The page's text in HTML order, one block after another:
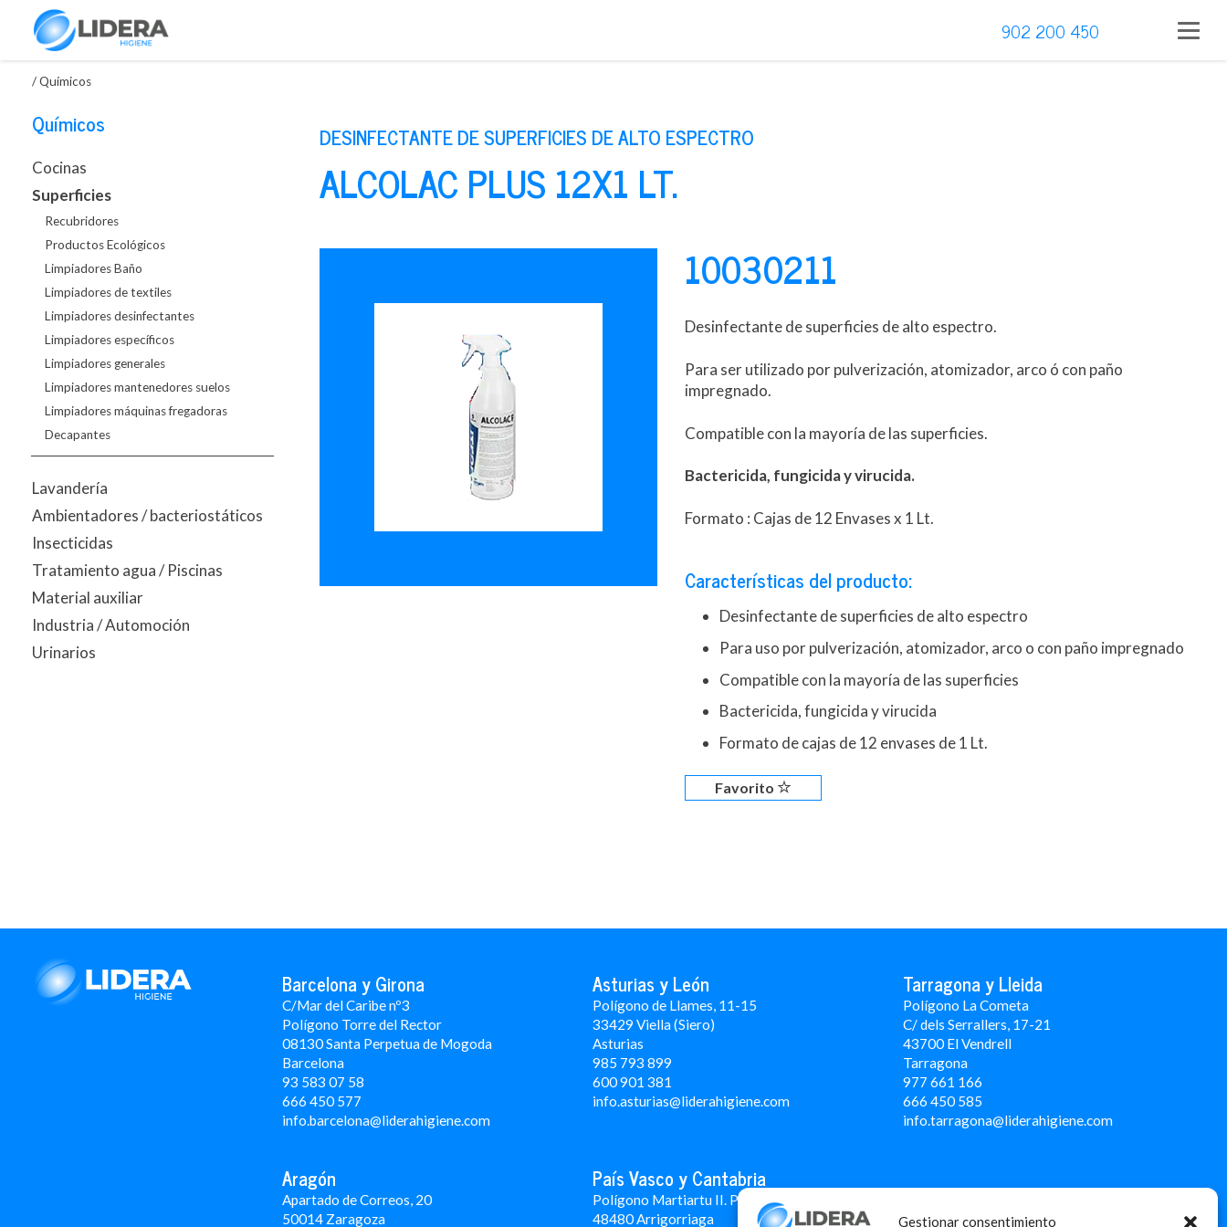
Gestionar consentimiento
902 200 450
/Químicos
Químicos
Cocinas
Superficies
Recubridores
Productos Ecológicos
Limpiadores Baño
Limpiadores de textiles
Limpiadores desinfectantes
Limpiadores específicos
Limpiadores generales
Limpiadores mantenedores suelos
Limpiadores máquinas fregadoras
Decapantes
Lavandería
Ambientadores / bacteriostáticos
Insecticidas
Tratamiento agua / Piscinas
Material auxiliar
Industria / Automoción
Urinarios
DESINFECTANTE DE SUPERFICIES DE ALTO ESPECTRO
ALCOLAC PLUS 12X1 LT.
10030211
Desinfectante de superficies de alto espectro.
Para ser utilizado por pulverización, atomizador, arco ó con paño
impregnado.
Compatible con la mayoría de las superficies.
Bactericida, fungicida y virucida.
Formato : Cajas de 12 Envases x 1 Lt.
Características del producto:
Desinfectante de superficies de alto espectro
Para uso por pulverización, atomizador, arco o con paño impregnado
Compatible con la mayoría de las superficies
Bactericida, fungicida y virucida
Formato de cajas de 12 envases de 1 Lt.
Favorito
Barcelona y Girona
C/Mar del Caribe nº3
Polígono Torre del Rector
08130 Santa Perpetua de Mogoda
Barcelona
93 583 07 58
666 450 577
info.barcelona@liderahigiene.com
Asturias y León
Polígono de Llames, 11-15
33429 Viella (Siero)
Asturias
985 793 899
600 901 381
info.asturias@liderahigiene.com
Tarragona y Lleida
Polígono La Cometa
C/ dels Serrallers, 17-21
43700 El Vendrell
Tarragona
977 661 166
666 450 585
info.tarragona@liderahigiene.com
Aragón
Apartado de Correos, 20
50014 Zaragoza
País Vasco y Cantabria
Polígono Martiartu II. Pabellón 4A
48480 Arrigorriaga